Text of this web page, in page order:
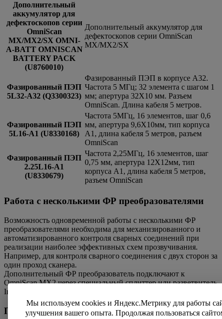
Мы используем cookies и Яндекс.Метрику для работы
улучшения вашего опыта. Продолжая пользоваться
Дополнительный
аккумулятор для
дефектоскопов серии
OmniScan
MX/MX2/SX OMNI-
A-BATT OMNISCAN
BATTERY PACK
(U8760010)
Дополнительный аккумулятор для
дефектоскопов серии OmniScan
MX/MX2/SX
Фазированный ПЭП
5L32-A32 (Q3300323)
Фазированный ПЭП в корпусе А32.
Частота 5 МГц; 32 элемента c шагом 1
мм; апертура 32Х10 мм. Разъем
OmniScan. Длина кабеля 5 метров.
Фазированный ПЭП
5L16-A1 (U8330168)
Частота 5МГц, 16 элементов, шаг 0,6
мм, апертура 9,6Х10мм, тип корпуса
А1, длина кабеля 5 метров, разъем
OmniScan
Фазированный ПЭП
2.25L16-A1
(U8330679)
Частота 2,25МГц, 16 элементов, шаг
0,75 мм, апертура 12Х12мм, тип
корпуса А1, длина кабеля 5 метров,
разъем OmniScan
Работа с несколькими ФР преобразователями
Возможность одновременной работы с несколькими ФР
преобразователями необходима для механизированного и
автоматизированного контроля сварных соединений при
реализации наиболее эффективных схем прозвучивания.
Например, для контроля сварного соединения с двух сторон за
один проход сканера.
Дополнительный ФР преобразователь подключают к
OmniScan MX2 через специальный сплиттер или разветвитель
Interbox.
Поддержка TOFD в OmniScan MX2